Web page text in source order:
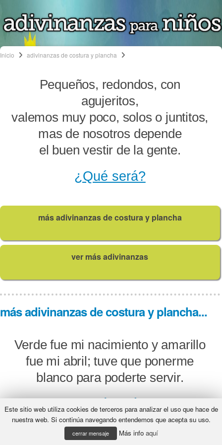
Inicio adivinanzas de costura y plancha
Pequeños, redondos, con
agujeritos,
valemos muy poco, solos o juntitos,
mas de nosotros depende
el buen vestir de la gente.
¿Qué será?
más adivinanzas de costura y plancha
ver más adivinanzas
más adivinanzas de costura y plancha...
Verde fue mi nacimiento y amarillo
fue mi abril; tuve que ponerme
blanco para poderte servir.
¿Qué será?
Este sitio web utiliza cookies de terceros para analizar el uso que hace de
nuestra web. Si continúa navegando entendemos que acepta su uso.
cerrar mensaje Más info aquí